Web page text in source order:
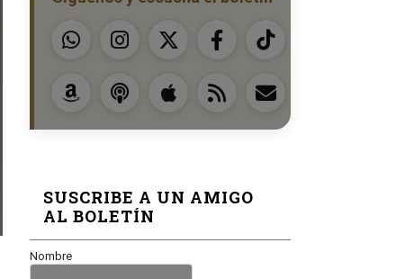
SUSCRIBE A UN AMIGO
AL BOLETÍN
Nombre